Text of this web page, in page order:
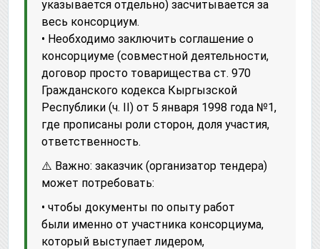
указывается отдельно) засчитывается за
весь консорциум.
• Необходимо заключить соглашение о
консорциуме (совместной деятельности,
договор просто товарищества ст. 970
Гражданского кодекса Кыргызской
Республики (ч. II) от 5 января 1998 года №1,
где прописаны роли сторон, доля участия,
ответственность.
⚠️ Важно: заказчик (организатор тендера)
может потребовать:
• чтобы документы по опыту работ
были именно от участника консорциума,
который выступает лидером,